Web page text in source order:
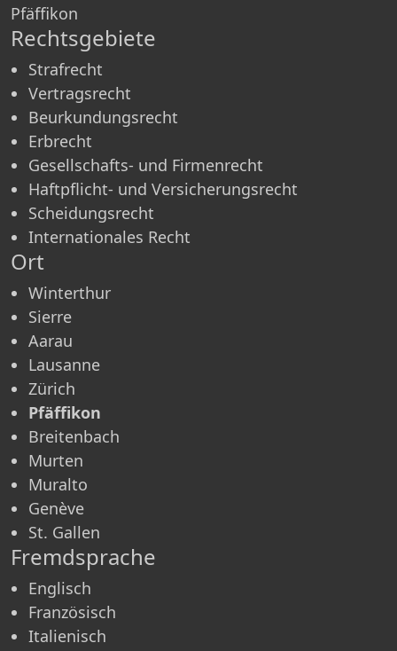
Pfäffikon
Rechtsgebiete
Strafrecht
Vertragsrecht
Beurkundungsrecht
Erbrecht
Gesellschafts- und Firmenrecht
Haftpflicht- und Versicherungsrecht
Scheidungsrecht
Internationales Recht
Ort
Winterthur
Sierre
Aarau
Lausanne
Zürich
Pfäffikon
Breitenbach
Murten
Muralto
Genève
St. Gallen
Fremdsprache
Englisch
Französisch
Italienisch